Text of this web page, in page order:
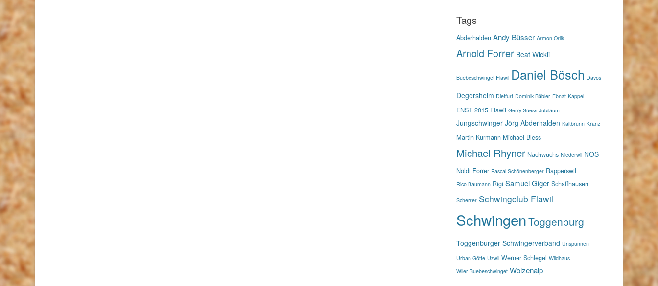
Tags
Abderhalden Andy Büsser Armon Orlik
Arnold Forrer Beat Wickli
Buebeschwinget Flawil Daniel Bösch Davos
Degersheim Dietfurt Dominik Bäbler Ebnat-Kappel
ENST 2015 Flawil Gerry Süess Jubiläum
Jungschwinger Jörg Abderhalden Kaltbrunn Kranz
Martin Kurmann Michael Bless
Michael Rhyner Nachwuchs Niederwil NOS
Nöldi Forrer Pascal Schönenberger Rapperswil
Rico Baumann Rigi Samuel Giger Schaffhausen
Scherrer Schwingclub Flawil
SchwingenToggenburg
Toggenburger Schwingerverband Unspunnen
Urban Götte Uzwil Werner Schlegel Wildhaus
Wiler Buebeschwinget Wolzenalp